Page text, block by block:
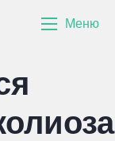
Меню